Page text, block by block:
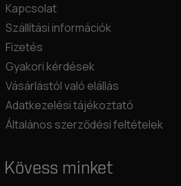
Kapcsolat
Szállítási információk
Fizetés
Gyakori kérdések
Vásárlástól való elállás
Adatkezelési tájékoztató
Általános szerződési feltételek
Kövess minket